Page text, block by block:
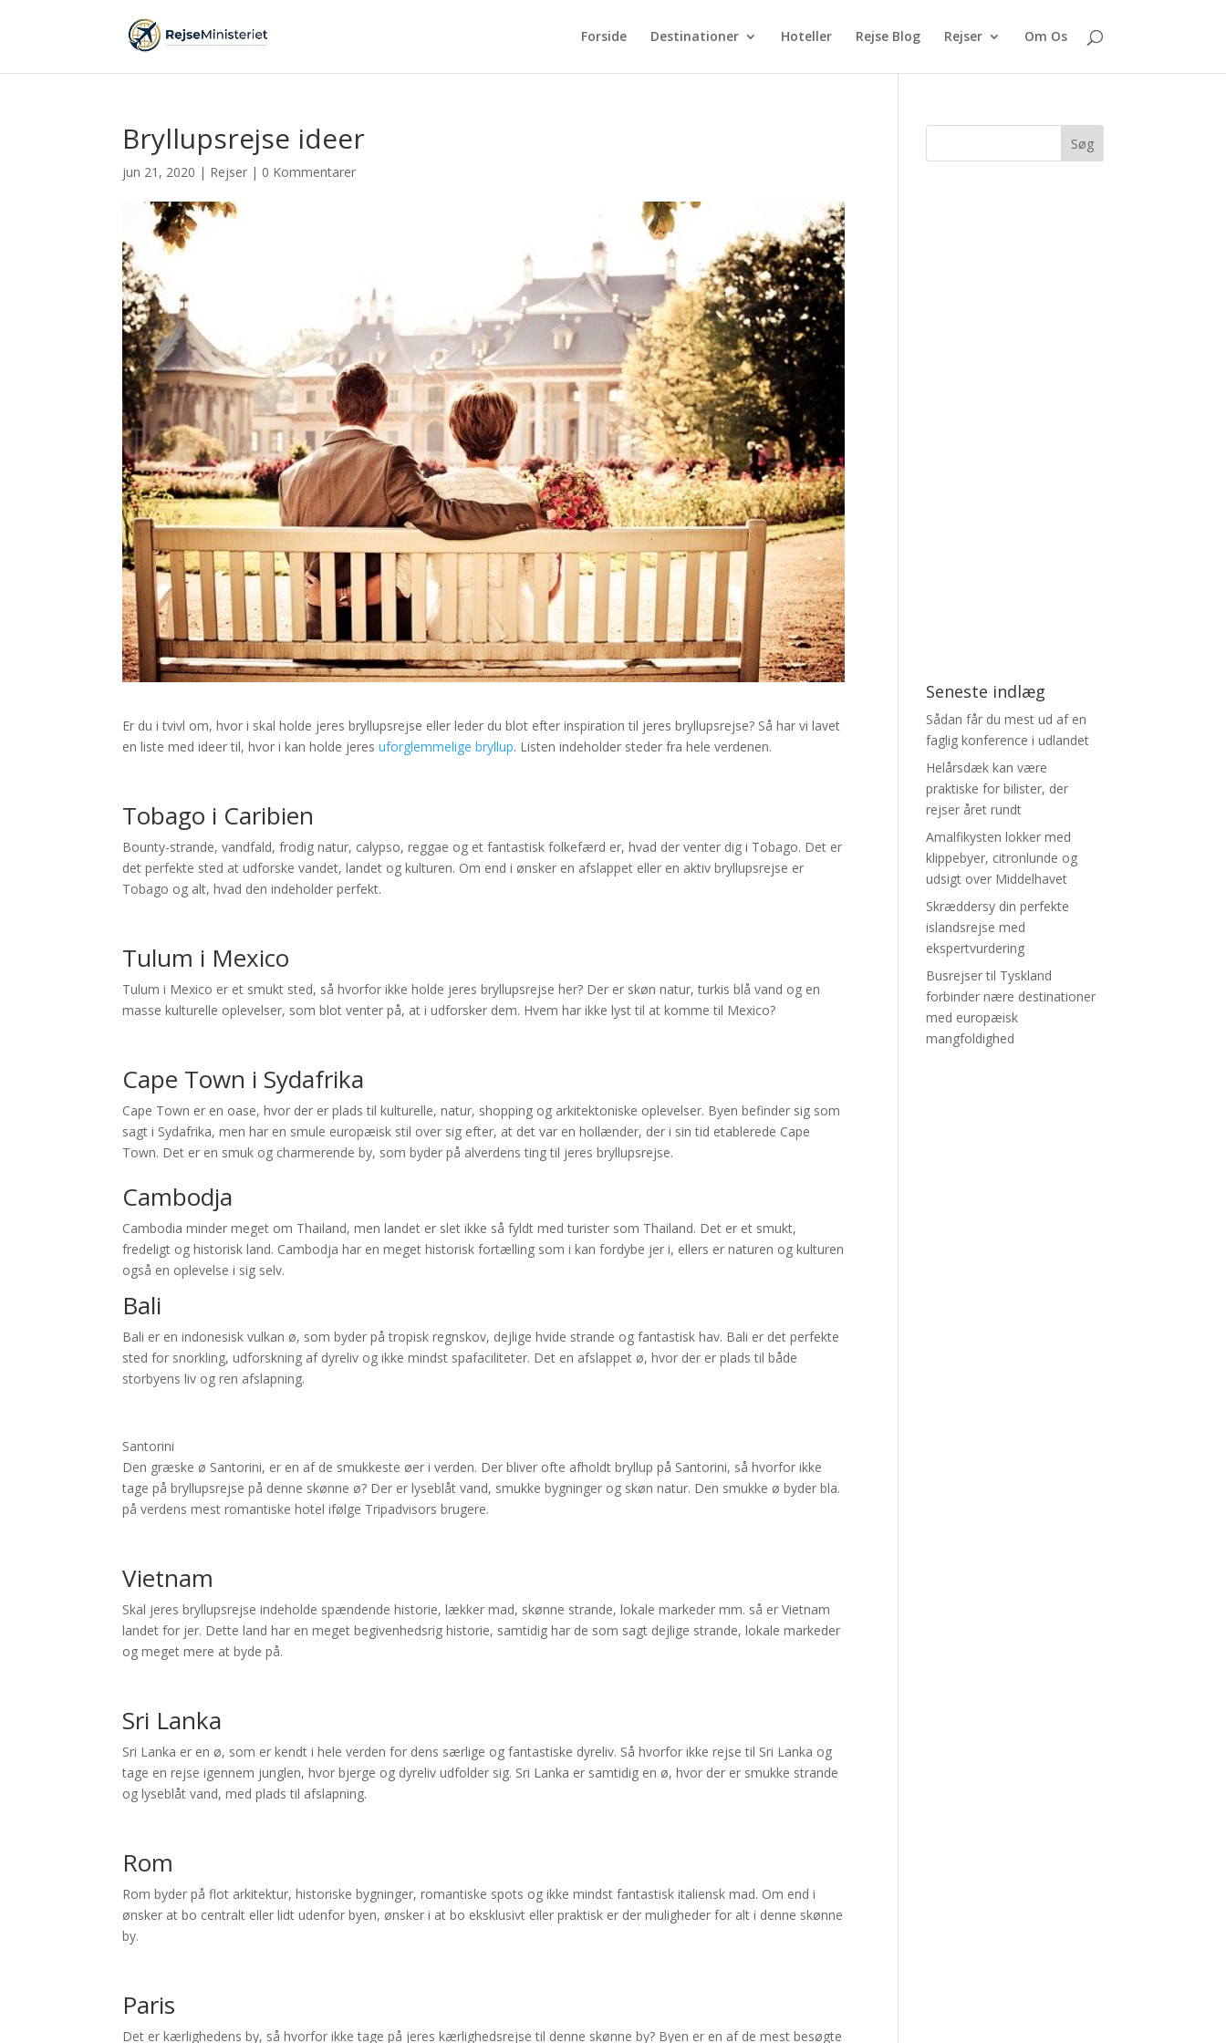
Forside Destinationer Hoteller Rejse Blog Rejser Om Os
Bryllupsrejse ideer
jun 21, 2020 | Rejser | 0 Kommentarer
Er du i tvivl om, hvor i skal holde jeres bryllupsrejse eller leder du blot efter inspiration til jeres bryllupsrejse? Så har vi lavet
en liste med ideer til, hvor i kan holde jeresuforglemmelige bryllup. Listen indeholder steder fra hele verdenen.
Tobago i Caribien
Bounty-strande, vandfald, frodig natur, calypso, reggae og et fantastisk folkefærd er, hvad der venter dig i Tobago. Det er
det perfekte sted at udforske vandet, landet og kulturen. Om end i ønsker en afslappet eller en aktiv bryllupsrejse er
Tobago og alt, hvad den indeholder perfekt.
Tulum i Mexico
Tulum i Mexico er et smukt sted, så hvorfor ikke holde jeres bryllupsrejse her? Der er skøn natur, turkis blå vand og en
masse kulturelle oplevelser, som blot venter på, at i udforsker dem. Hvem har ikke lyst til at komme til Mexico?
Cape Town i Sydafrika
Cape Town er en oase, hvor der er plads til kulturelle, natur, shopping og arkitektoniske oplevelser. Byen befinder sig som
sagt i Sydafrika, men har en smule europæisk stil over sig efter, at det var en hollænder, der i sin tid etablerede Cape
Town. Det er en smuk og charmerende by, som byder på alverdens ting til jeres bryllupsrejse.
Cambodja
Cambodia minder meget om Thailand, men landet er slet ikke så fyldt med turister som Thailand. Det er et smukt,
fredeligt og historisk land. Cambodja har en meget historisk fortælling som i kan fordybe jer i, ellers er naturen og kulturen
også en oplevelse i sig selv.
Bali
Bali er en indonesisk vulkan ø, som byder på tropisk regnskov, dejlige hvide strande og fantastisk hav. Bali er det perfekte
sted for snorkling, udforskning af dyreliv og ikke mindst spafaciliteter. Det en afslappet ø, hvor der er plads til både
storbyens liv og ren afslapning.
Santorini
Den græske ø Santorini, er en af de smukkeste øer i verden. Der bliver ofte afholdt bryllup på Santorini, så hvorfor ikke
tage på bryllupsrejse på denne skønne ø? Der er lyseblåt vand, smukke bygninger og skøn natur. Den smukke ø byder bla.
på verdens mest romantiske hotel ifølge Tripadvisors brugere.
Vietnam
Skal jeres bryllupsrejse indeholde spændende historie, lækker mad, skønne strande, lokale markeder mm. så er Vietnam
landet for jer. Dette land har en meget begivenhedsrig historie, samtidig har de som sagt dejlige strande, lokale markeder
og meget mere at byde på.
Sri Lanka
Sri Lanka er en ø, som er kendt i hele verden for dens særlige og fantastiske dyreliv. Så hvorfor ikke rejse til Sri Lanka og
tage en rejse igennem junglen, hvor bjerge og dyreliv udfolder sig. Sri Lanka er samtidig en ø, hvor der er smukke strande
og lyseblåt vand, med plads til afslapning.
Rom
Rom byder på flot arkitektur, historiske bygninger, romantiske spots og ikke mindst fantastisk italiensk mad. Om end i
ønsker at bo centralt eller lidt udenfor byen, ønsker i at bo eksklusivt eller praktisk er der muligheder for alt i denne skønne
by.
Paris
Det er kærlighedens by, så hvorfor ikke tage på jeres kærlighedsrejse til denne skønne by? Byen er en af de mest besøgte
Seneste indlæg
Sådan får du mest ud af en
faglig konference i udlandet
Helårsdæk kan være
praktiske for bilister, der
rejser året rundt
Amalfikysten lokker med
klippebyer, citronlunde og
udsigt over Middelhavet
Skræddersy din perfekte
islandsrejse med
ekspertvurdering
Busrejser til Tyskland
forbinder nære destinationer
med europæisk
mangfoldighed